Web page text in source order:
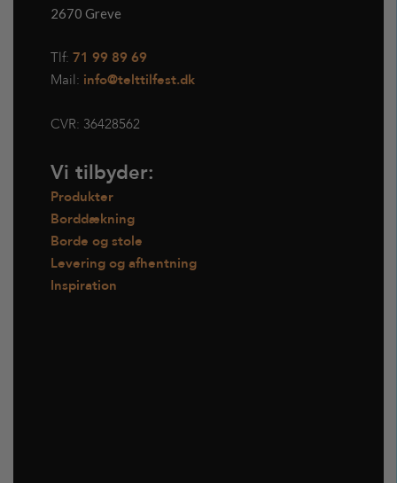
2670 Greve
Tlf: 71 99 89 69
Mail: info@telttilfest.dk
CVR: 36428562
Vi tilbyder:
Produkter
Borddækning
Borde og stole
Levering og afhentning
Inspiration